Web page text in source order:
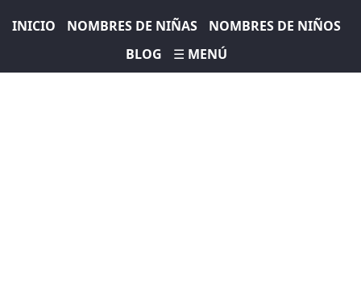
INICIO NOMBRES DE NIÑAS
NOMBRES DE NIÑOS
BLOG
☰ MENÚ